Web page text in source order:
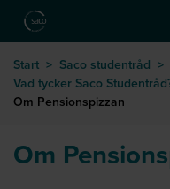
Hoppa till huvudinnehåll
Start > Saco studentråd >
Vad tycker Saco
Om Pensionspizzan
Om